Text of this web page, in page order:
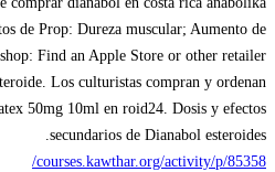
de Prop: Dureza muscular; Aumento de
Find an Apple Store or other retailer
Los culturistas compran y ordenan
50mg 10ml en roid24. Dosis y efectos
secundarios de Dianabol esteroides.
courses.kawthar.org/activity/p/85358/